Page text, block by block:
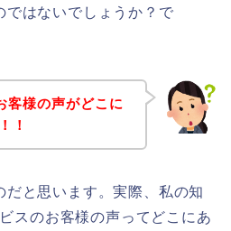
ではないでしょうか？で
様の声がどこに
！
だと思います。実際、私の知
スのお客様の声ってどこにあ